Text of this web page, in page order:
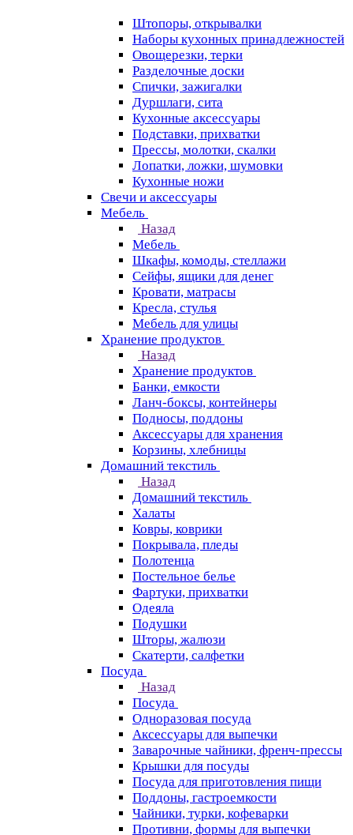
Штопоры, открывалки
Наборы кухонных принадлежностей
Овощерезки, терки
Разделочные доски
Спички, зажигалки
Дуршлаги, сита
Кухонные аксессуары
Подставки, прихватки
Прессы, молотки, скалки
Лопатки, ложки, шумовки
Кухонные ножи
Свечи и аксессуары
Мебель
Назад
Мебель
Шкафы, комоды, стеллажи
Сейфы, ящики для денег
Кровати, матрасы
Кресла, стулья
Мебель для улицы
Хранение продуктов
Назад
Хранение продуктов
Банки, емкости
Ланч-боксы, контейнеры
Подносы, поддоны
Аксессуары для хранения
Корзины, хлебницы
Домашний текстиль
Назад
Домашний текстиль
Халаты
Ковры, коврики
Покрывала, пледы
Полотенца
Постельное белье
Фартуки, прихватки
Одеяла
Подушки
Шторы, жалюзи
Скатерти, салфетки
Посуда
Назад
Посуда
Одноразовая посуда
Аксессуары для выпечки
Заварочные чайники, френч-прессы
Крышки для посуды
Посуда для приготовления пищи
Поддоны, гастроемкости
Чайники, турки, кофеварки
Противни, формы для выпечки